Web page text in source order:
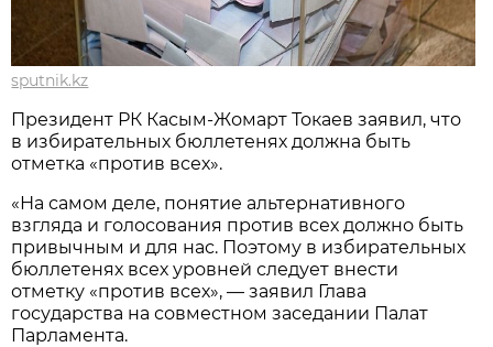
sputnik.kz
Президент РК Касым-Жомарт Токаев заявил, что
в избирательных бюллетенях должна быть
отметка «против всех».
«На самом деле, понятие альтернативного
взгляда и голосования против всех должно быть
привычным и для нас. Поэтому в избирательных
бюллетенях всех уровней следует внести
отметку «против всех», — заявил Глава
государства на совместном заседании Палат
Парламента.